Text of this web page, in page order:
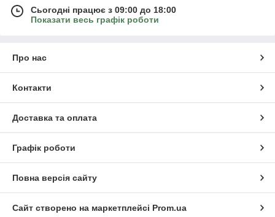
Сьогодні працює з 09:00 до 18:00
Показати весь графік роботи
Про нас
Контакти
Доставка та оплата
Графік роботи
Повна версія сайту
Сайт створено на маркетплейсі Prom.ua